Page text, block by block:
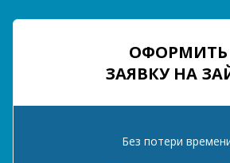
ОФОРМИТЬ
ЗАЯВКУ НА
Без потери